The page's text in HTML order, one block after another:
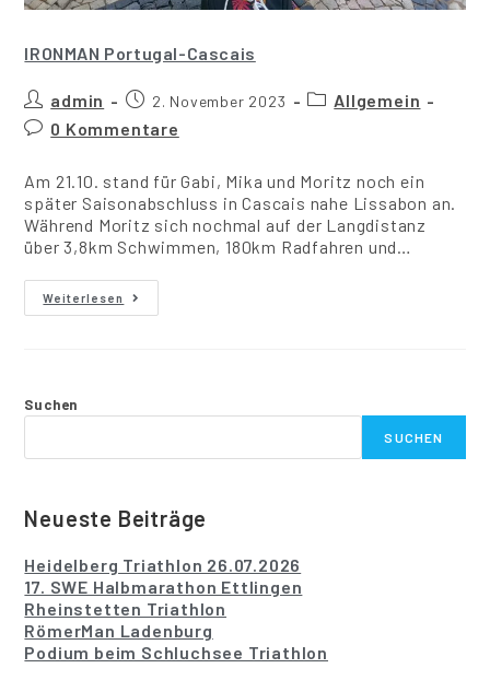
IRONMAN Portugal-Cascais
admin 2. November 2023
Allgemein
0 Kommentare
Am 21.10. stand für Gabi, Mika und Moritz noch ein
später Saisonabschluss in Cascais nahe Lissabon an.
Während Moritz sich nochmal auf der Langdistanz
über 3,8km Schwimmen, 180km Radfahren und…
Weiterlesen
Suchen
SUCHEN
Neueste Beiträge
Heidelberg Triathlon 26.07.2026
17. SWE Halbmarathon Ettlingen
Rheinstetten Triathlon
RömerMan Ladenburg
Podium beim Schluchsee Triathlon